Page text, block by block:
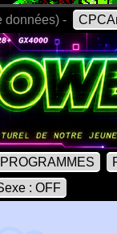
données) -
: OFF